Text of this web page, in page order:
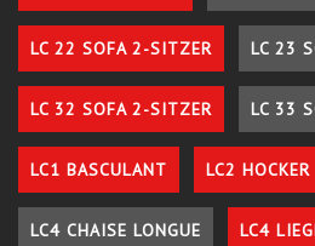
LC 22 SOFA 2-SITZER LC 23
LC 32 SOFA 2-SITZER LC 33
LC1 BASCULANT LC2 HOCKER
LC4 CHAISE LONGUE LC4